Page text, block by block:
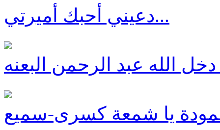
دعيني أحبك أميرتي...
الله عبد الرحمن البعنه
يا شمعة كسرى-سميع